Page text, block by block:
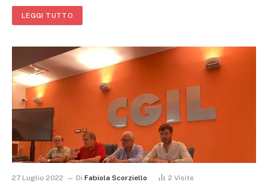
LEGGI TUTTO
27 Luglio 2022 Di Fabiola Scorziello 2 Visite